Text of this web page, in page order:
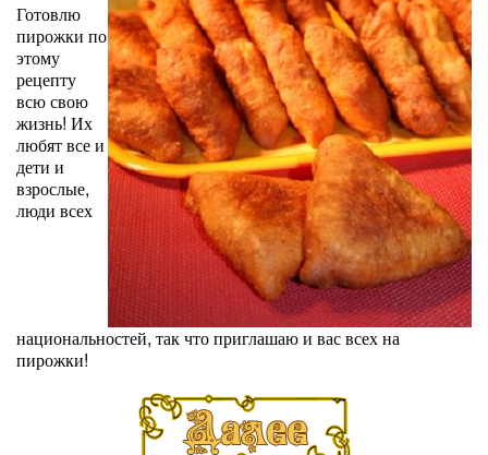
Готовлю
пирожки по
этому
рецепту
всю свою
жизнь! Их
любят все и
дети и
взрослые,
люди всех
национальностей, так что приглашаю и вас всех на
пирожки!